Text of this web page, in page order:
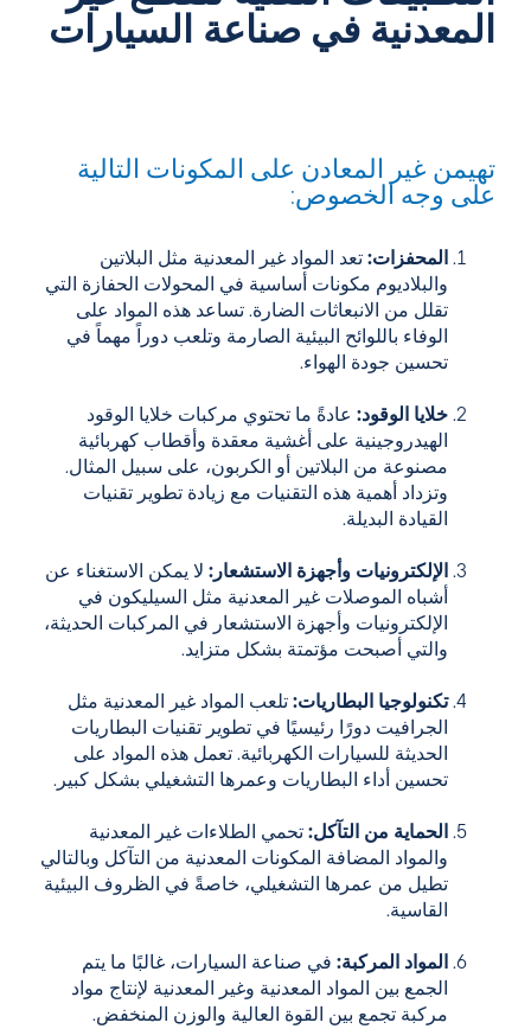
المعدنية في صناعة السيارات
تهيمن غير المعادن على المكونات التالية
على وجه الخصوص:
المحفزات: تعد المواد غير المعدنية مثل البلاتين
والبلاديوم مكونات أساسية في المحولات الحفازة التي
تقلل من الانبعاثات الضارة. تساعد هذه المواد على
الوفاء باللوائح البيئية الصارمة وتلعب دوراً مهماً في
تحسين جودة الهواء.
خلايا الوقود: عادةً ما تحتوي مركبات خلايا الوقود
الهيدروجينية على أغشية معقدة وأقطاب كهربائية
مصنوعة من البلاتين أو الكربون، على سبيل المثال.
وتزداد أهمية هذه التقنيات مع زيادة تطوير تقنيات
القيادة البديلة.
الإلكترونيات وأجهزة الاستشعار: لا يمكن الاستغناء عن
أشباه الموصلات غير المعدنية مثل السيليكون في
الإلكترونيات وأجهزة الاستشعار في المركبات الحديثة،
والتي أصبحت مؤتمتة بشكل متزايد.
تكنولوجيا البطاريات: تلعب المواد غير المعدنية مثل
الجرافيت دورًا رئيسيًا في تطوير تقنيات البطاريات
الحديثة للسيارات الكهربائية. تعمل هذه المواد على
تحسين أداء البطاريات وعمرها التشغيلي بشكل كبير.
الحماية من التآكل: تحمي الطلاءات غير المعدنية
والمواد المضافة المكونات المعدنية من التآكل وبالتالي
تطيل من عمرها التشغيلي، خاصةً في الظروف البيئية
القاسية.
المواد المركبة: في صناعة السيارات، غالبًا ما يتم
الجمع بين المواد المعدنية وغير المعدنية لإنتاج مواد
مركبة تجمع بين القوة العالية والوزن المنخفض.